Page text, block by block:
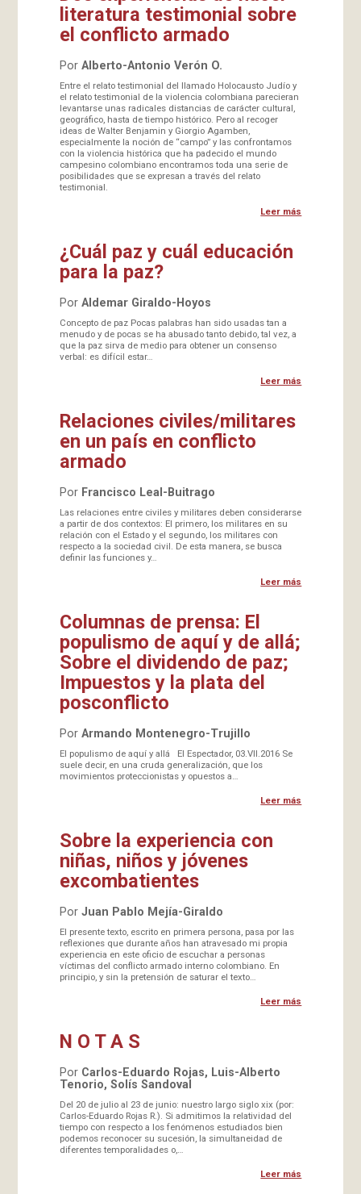
literatura testimonial sobre
el conflicto armado
Por Alberto-Antonio Verón O.
Entre el relato testimonial del llamado Holocausto Judío y
el relato testimonial de la violencia colombiana parecieran
levantarse unas radicales distancias de carácter cultural,
geográfico, hasta de tiempo histórico. Pero al recoger
ideas de Walter Benjamin y Giorgio Agamben,
especialmente la noción de “campo” y las confrontamos
con la violencia histórica que ha padecido el mundo
campesino colombiano encontramos toda una serie de
posibilidades que se expresan a través del relato
testimonial.
Leer más
¿Cuál paz y cuál educación
para la paz?
Por Aldemar Giraldo-Hoyos
Concepto de paz Pocas palabras han sido usadas tan a
menudo y de pocas se ha abusado tanto debido, tal vez, a
que la paz sirva de medio para obtener un consenso
verbal: es difícil estar…
Leer más
Relaciones civiles/militares
en un país en conflicto
armado
Por Francisco Leal-Buitrago
Las relaciones entre civiles y militares deben considerarse
a partir de dos contextos: El primero, los militares en su
relación con el Estado y el segundo, los militares con
respecto a la sociedad civil. De esta manera, se busca
definir las funciones y…
Leer más
Columnas de prensa: El
populismo de aquí y de allá;
Sobre el dividendo de paz;
Impuestos y la plata del
posconflicto
Por Armando Montenegro-Trujillo
El populismo de aquí y allá El Espectador, 03.VII.2016 Se
suele decir, en una cruda generalización, que los
movimientos proteccionistas y opuestos a…
Leer más
Sobre la experiencia con
niñas, niños y jóvenes
excombatientes
Por Juan Pablo Mejía-Giraldo
El presente texto, escrito en primera persona, pasa por las
reflexiones que durante años han atravesado mi propia
experiencia en este oficio de escuchar a personas
víctimas del conflicto armado interno colombiano. En
principio, y sin la pretensión de saturar el texto…
Leer más
N O T A S
Por Carlos-Eduardo Rojas, Luis-Alberto
Tenorio, Solís Sandoval
Del 20 de julio al 23 de junio: nuestro largo siglo xix (por:
Carlos-Eduardo Rojas R.). Si admitimos la relatividad del
tiempo con respecto a los fenómenos estudiados bien
podemos reconocer su sucesión, la simultaneidad de
diferentes temporalidades o,…
Leer más